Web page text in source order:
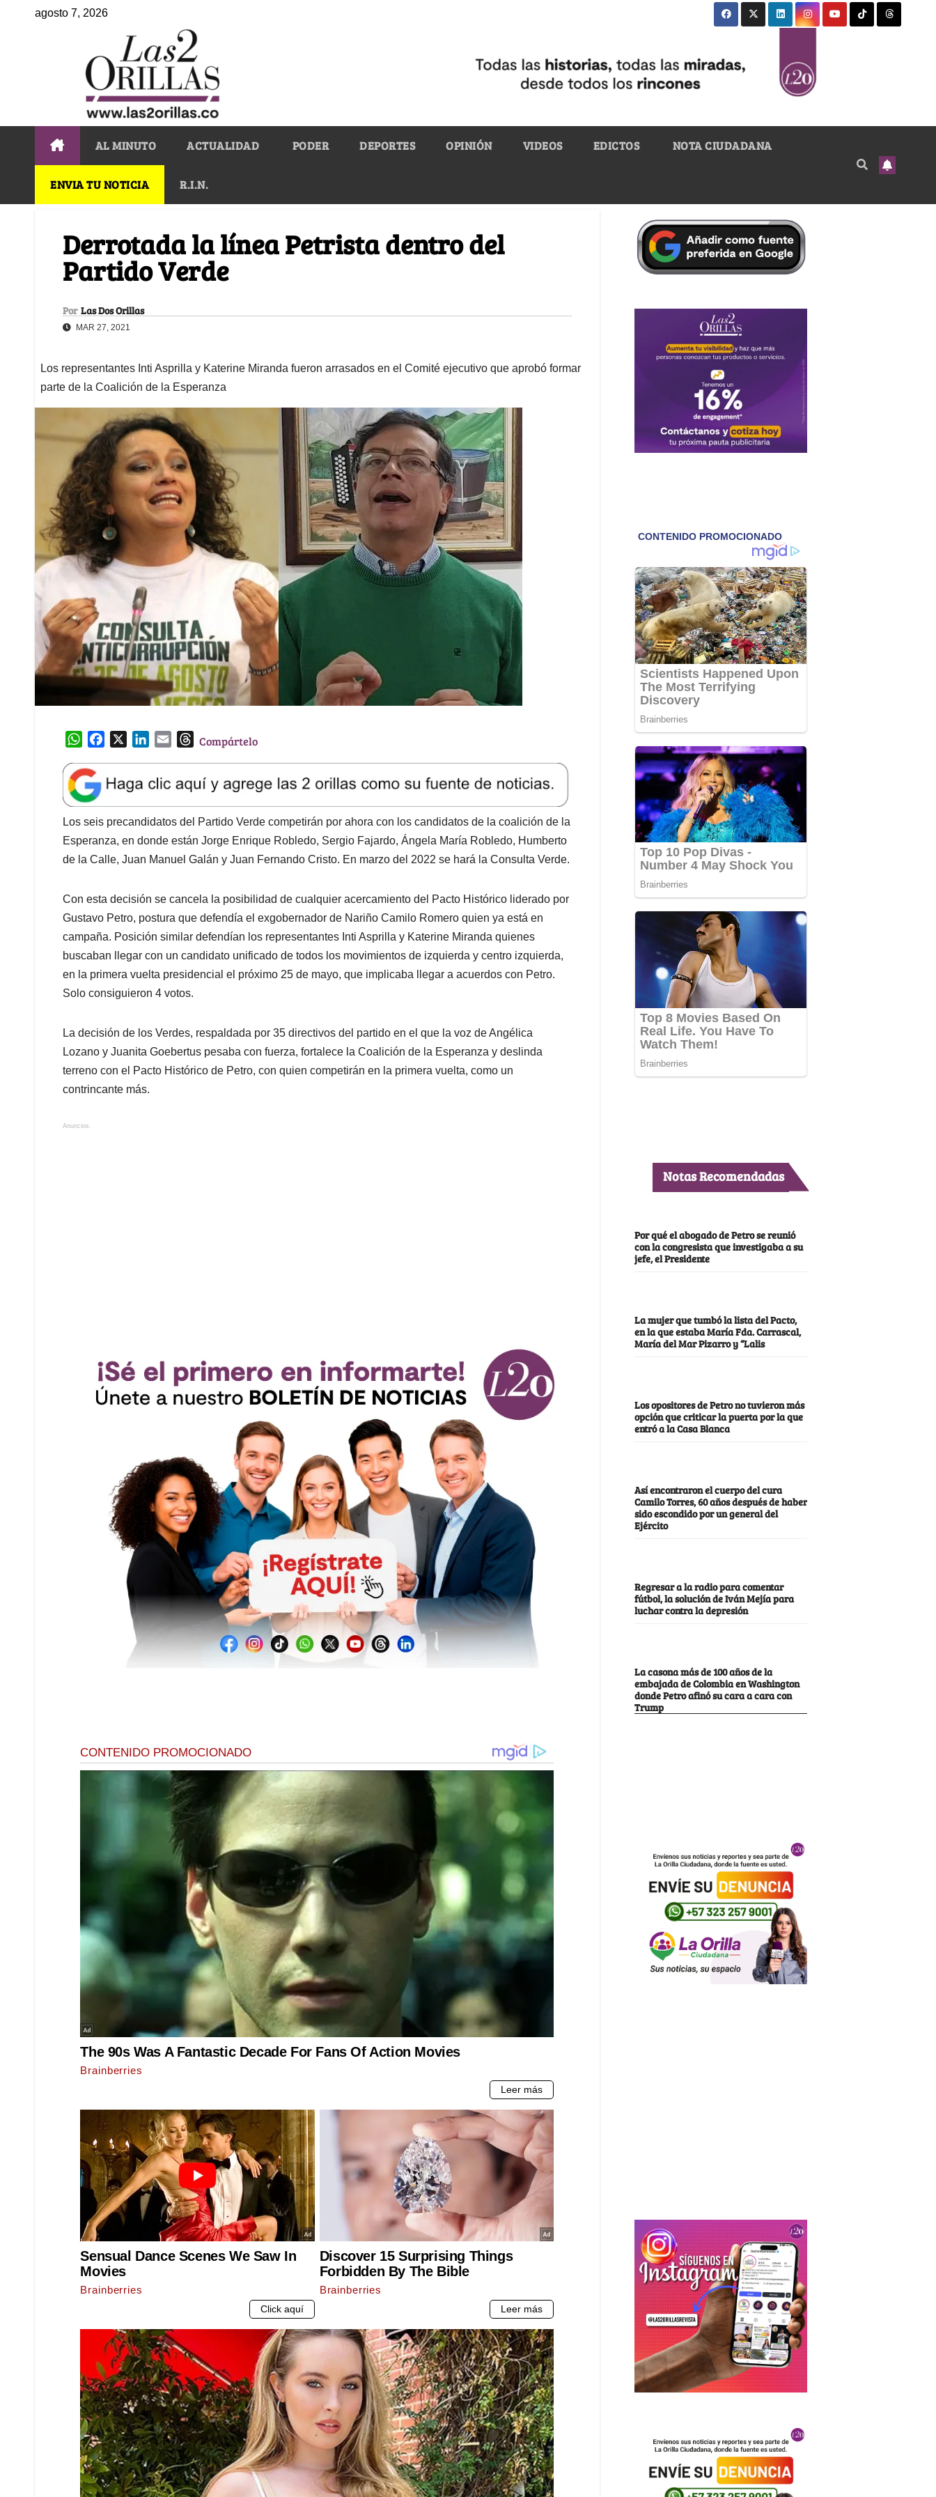
agosto 7, 2026
AL MINUTO ACTUALIDAD PODER DEPORTES OPINIÓN VIDEOS EDICTOS NOTA CIUDADANA
ENVIA TU NOTICIA R.I.N.
Derrotada la línea Petrista dentro del
Partido Verde
Por Las Dos Orillas
MAR 27, 2021
Los representantes Inti Asprilla y Katerine Miranda fueron arrasados en el Comité ejecutivo que aprobó formar
parte de la Coalición de la Esperanza
W
a
t
s
A
p
p
e
b
o
o
k
k
e
d
I
n
l
T
e
a
d
s
Compártelo
Los seis precandidatos del Partido Verde competirán por ahora con los candidatos de la coalición de la
Esperanza, en donde están Jorge Enrique Robledo, Sergio Fajardo, Ángela María Robledo, Humberto
de la Calle, Juan Manuel Galán y Juan Fernando Cristo. En marzo del 2022 se hará la Consulta Verde.
Con esta decisión se cancela la posibilidad de cualquier acercamiento del Pacto Histórico liderado por
Gustavo Petro, postura que defendía el exgobernador de Nariño Camilo Romero quien ya está en
campaña. Posición similar defendían los representantes Inti Asprilla y Katerine Miranda quienes
buscaban llegar con un candidato unificado de todos los movimientos de izquierda y centro izquierda,
en la primera vuelta presidencial el próximo 25 de mayo, que implicaba llegar a acuerdos con Petro.
Solo consiguieron 4 votos.
La decisión de los Verdes, respaldada por 35 directivos del partido en el que la voz de Angélica
Lozano y Juanita Goebertus pesaba con fuerza, fortalece la Coalición de la Esperanza y deslinda
terreno con el Pacto Histórico de Petro, con quien competirán en la primera vuelta, como un
contrincante más.
Anuncios.
Notas Recomendadas
Por qué el abogado de Petro se reunió
con la congresista que investigaba a su
jefe, el Presidente
La mujer que tumbó la lista del Pacto,
en la que estaba María Fda. Carrascal,
María del Mar Pizarro y “Lalis
Los opositores de Petro no tuvieron más
opción que criticar la puerta por la que
entró a la Casa Blanca
Así encontraron el cuerpo del cura
Camilo Torres, 60 años después de haber
sido escondido por un general del
Ejército
Regresar a la radio para comentar
fútbol, la solución de Iván Mejía para
luchar contra la depresión
La casona más de 100 años de la
embajada de Colombia en Washington
donde Petro afinó su cara a cara con
Trump